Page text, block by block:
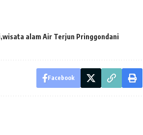
wisata alam Air Terjun Pringgondani
Facebook